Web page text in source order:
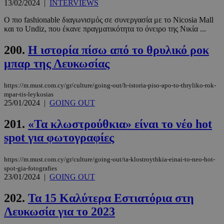
13/02/2024 | INTERVIEWS
O πιο fashionable διαγωνισμός σε συνεργασία με το Nicosia Mall
και το Undiz, που έκανε πραγματικότητα το όνειρο της Νικία ...
200. H ιστορία πίσω από το θρυλικό ροκ
μπαρ της Λευκωσίας
https://m.must.com.cy/gr/culture/going-out/h-istoria-piso-apo-to-thryliko-rok-
mpar-tis-leykosias
25/01/2024 | GOING OUT
201. «Τα κλωστρούθκια» είναι το νέο hot
spot για φωτογραφίες
https://m.must.com.cy/gr/culture/going-out/ta-klostroythkia-einai-to-neo-hot-
spot-gia-fotografies
23/01/2024 | GOING OUT
202. Τα 15 Καλύτερα Εστιατόρια στη
Λευκωσία για το 2023
Ο ιστότοπος δεν μπορεί να χρησιμοποιηθεί σωστά
χωρίς τα απολύτως απαραίτητα cookies.
Ονοματεπώνυμο
Προμηθευτής/
Λήξη
PinToTopCookie www.must.com.cy 12 ώρες
__cf_bm
Cloudflare Inc.
Google
Privacy Policy